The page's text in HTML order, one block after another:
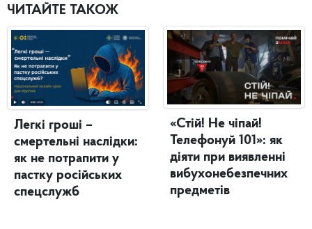
ЧИТАЙТЕ ТАКОЖ
Легкі гроші –
смертельні наслідки:
як не потрапити у
пастку російських
спецслужб
«Стій! Не чіпай!
Телефонуй 101»: як
діяти при виявленні
вибухонебезпечних
предметів